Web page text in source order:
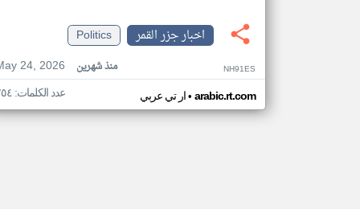
اخبار جزر القمر
Politics
24, 2026
منذ شهرين NH91ES
ار تي عربي• arabic.rt.com عدد الكلمات: ٢٥٤